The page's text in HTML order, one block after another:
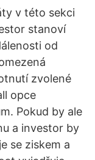
v této sekci
stanoví
od
zvolené
opce
Pokud by ale
a investor by
se ziskem a